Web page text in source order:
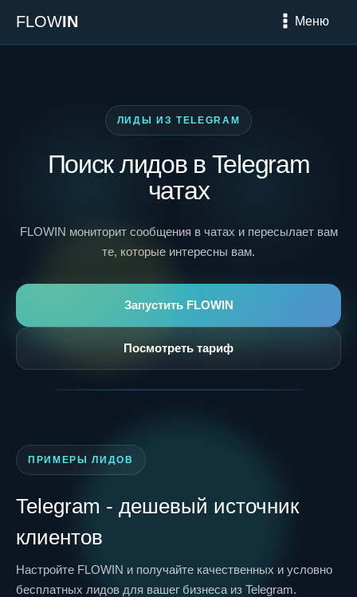
FLOWIN Меню
ЛИДЫ ИЗ TELEGRAM
Поиск лидов в Telegram
чатах
FLOWIN мониторит сообщения в чатах и пересылает вам
те, которые интересны вам.
Запустить FLOWIN
Посмотреть тариф
ПРИМЕРЫ ЛИДОВ
Telegram - дешевый источник
клиентов
Настройте FLOWIN и получайте качественных и условно
бесплатных лидов для вашег бизнеса из Telegram.